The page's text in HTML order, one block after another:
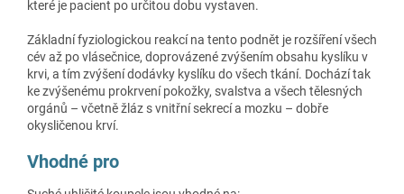
které je pacient po určitou dobu vystaven.
Základní fyziologickou reakcí na tento podnět je rozšíření všech
cév až po vlásečnice, doprovázené zvýšením obsahu kyslíku v
krvi, a tím zvýšení dodávky kyslíku do všech tkání. Dochází tak
ke zvýšenému prokrvení pokožky, svalstva a všech tělesných
orgánů – včetně žláz s vnitřní sekrecí a mozku – dobře
okysličenou krví.
Vhodné pro